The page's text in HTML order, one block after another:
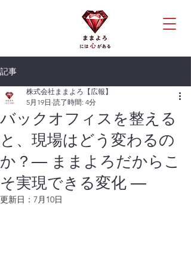
記事
バックオフィスを整える
と、現場はどう変わるの
か？— ままよろだからこ
そ実現できる変化 —
株式会社ままよろ【広報】
5月19日 読了時間: 4分
更新日： 7月10日